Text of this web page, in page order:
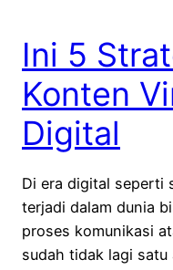
Ini 5
Konten
Digital
Di era digital seperti
terjadi dalam dunia
proses komunikasi
sudah tidak lagi satu